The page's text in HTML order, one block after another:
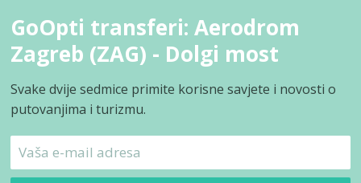
GoOpti transferi: Aerodrom
Zagreb (ZAG) - Dolgi most
Svake dvije sedmice primite korisne savjete i novosti o
putovanjima i turizmu.